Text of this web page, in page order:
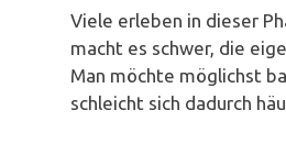
Viele erleben in dieser
macht es schwer, die
Man möchte möglichst
schleicht sich dadurch